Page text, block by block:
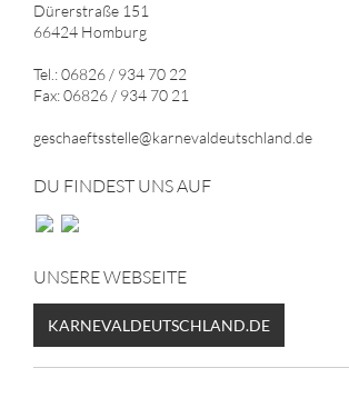
Dürerstraße 151
66424 Homburg
Tel.: 06826 / 934 70 22
Fax: 06826 / 934 70 21
geschaeftsstelle@karnevaldeutschland.de
DU FINDEST UNS AUF
UNSERE WEBSEITE
KARNEVALDEUTSCHLAND.DE